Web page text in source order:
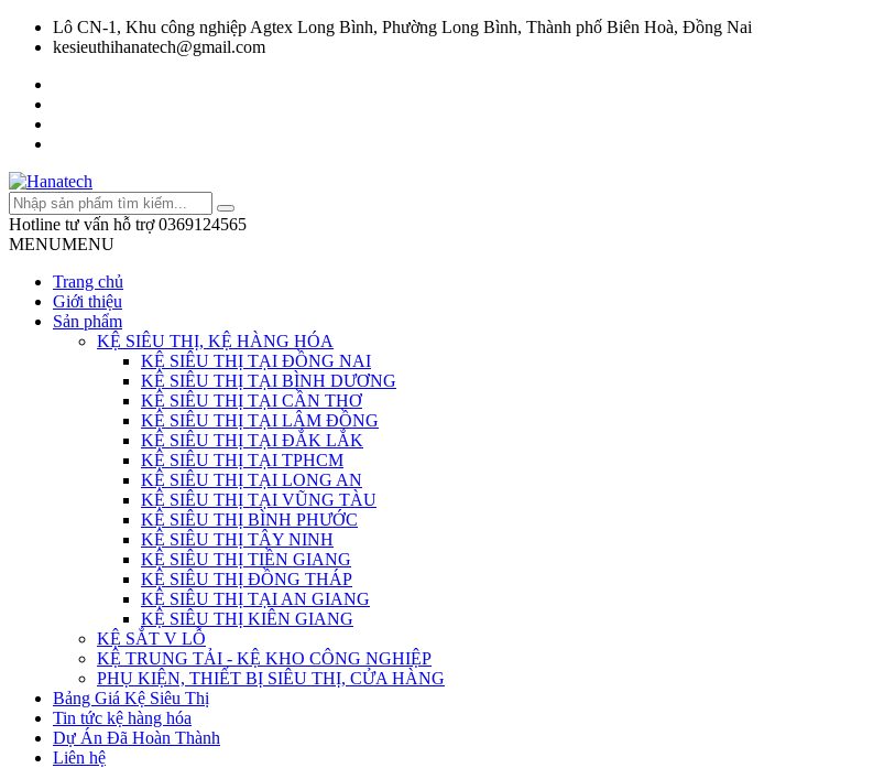
Lô CN-1, Khu công nghiệp Agtex Long Bình, Phường Long Bình, Thành phố Biên Hoà, Đồng Nai
kesieuthihanatech@gmail.com
Hotline tư vấn hỗ trợ 0369124565
MENUMENU
Trang chủ
Giới thiệu
Sản phẩm
KỆ SIÊU THỊ, KỆ HÀNG HÓA
KỆ SIÊU THỊ TẠI ĐỒNG NAI
KỆ SIÊU THỊ TẠI BÌNH DƯƠNG
KỆ SIÊU THỊ TẠI CẦN THƠ
KỆ SIÊU THỊ TẠI LÂM ĐỒNG
KỆ SIÊU THỊ TẠI ĐẮK LẮK
KỆ SIÊU THỊ TẠI TPHCM
KỆ SIÊU THỊ TẠI LONG AN
KỆ SIÊU THỊ TẠI VŨNG TÀU
KỆ SIÊU THỊ BÌNH PHƯỚC
KỆ SIÊU THỊ TÂY NINH
KỆ SIÊU THỊ TIỀN GIANG
KỆ SIÊU THỊ ĐỒNG THÁP
KỆ SIÊU THỊ TẠI AN GIANG
KỆ SIÊU THỊ KIÊN GIANG
KỆ SẮT V LỖ
KỆ TRUNG TẢI - KỆ KHO CÔNG NGHIỆP
PHỤ KIỆN, THIẾT BỊ SIÊU THỊ, CỬA HÀNG
Bảng Giá Kệ Siêu Thị
Tin tức kệ hàng hóa
Dự Án Đã Hoàn Thành
Liên hệ